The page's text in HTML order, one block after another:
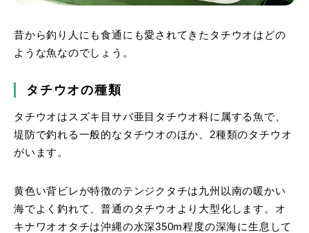
昔から釣り人にも食通にも愛されてきたタチウオはどの
ような魚なのでしょう。
タチウオの種類
タチウオはスズキ目サバ亜目タチウオ科に属する魚で、
堤防で釣れる一般的なタチウオのほか、2種類のタチウオ
がいます。
黄色い背ビレが特徴のテンジクタチは九州以南の暖かい
海でよく釣れて、普通のタチウオより大型化します。オ
キナワオオタチは沖縄の水深350m程度の深海に生息して